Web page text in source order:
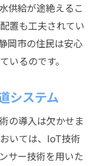
供給が途絶えるこ
置も工夫されてい
岡市の住民は安心
いるのです。
システム
の導入は欠かせま
いては、IoT技術
サー技術を用いた